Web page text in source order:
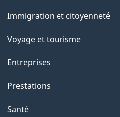
sujets
Immigration et citoyenneté
Voyage et tourisme
Entreprises
Prestations
Santé